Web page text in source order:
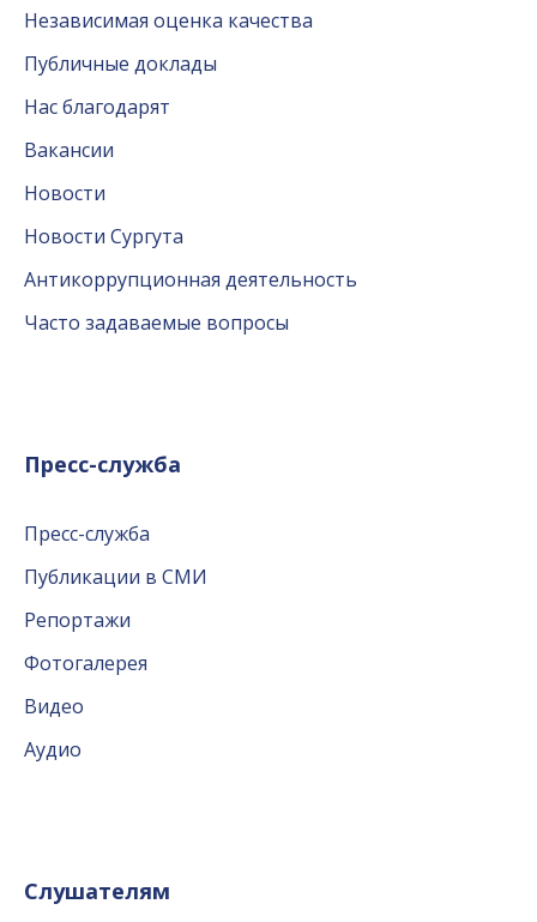
Независимая оценка качества
Публичные доклады
Нас благодарят
Вакансии
Новости
Новости Сургута
Антикоррупционная деятельность
Часто задаваемые вопросы
Пресс-служба
Пресс-служба
Публикации в СМИ
Репортажи
Фотогалерея
Видео
Аудио
Слушателям